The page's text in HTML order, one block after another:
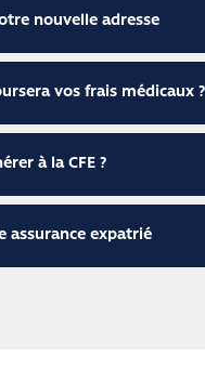
nouvelle adresse
vos frais médicaux ?
à la CFE ?
assurance expatrié